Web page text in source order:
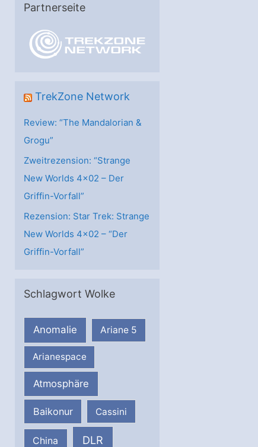
e
e
Partnerseite
TrekZone Network
Review: “The Mandalorian &
Grogu”
Zweitrezension: “Strange
New Worlds 4×02 – Der
Griffin-Vorfall”
Rezension: Star Trek: Strange
New Worlds 4×02 – “Der
Griffin-Vorfall”
Schlagwort Wolke
Anomalie Ariane 5
Arianespace
Atmosphäre
Baikonur Cassini
China DLR